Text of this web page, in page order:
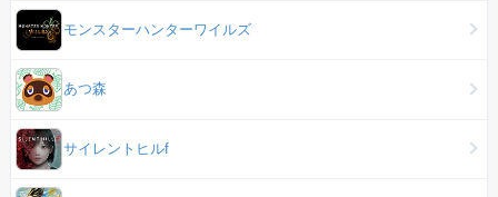
モンスターハンターワイルズ
あつ森
サイレントヒルf